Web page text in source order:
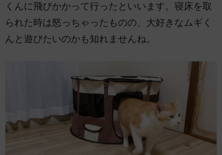
くんに飛びかかって行ったといいます。寝床を取
られた時は怒っちゃったものの、大好きなムギく
んと遊びたいのかも知れませんね。